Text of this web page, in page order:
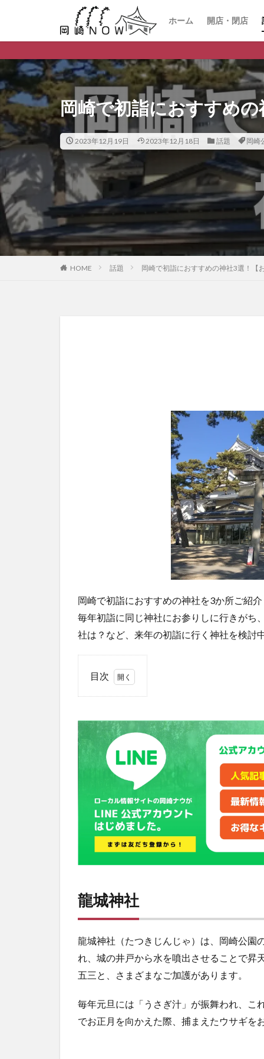
ホーム 開店・閉店
岡崎で初詣におすすめ
2023年12月19日 2023年12月18日 話題 岡崎
HOME 話題 岡崎で初詣におすすめの神社3選！【
岡崎で初詣におすすめの神社を3か所ご紹
毎年初詣に同じ神社にお参りしに行きがち
社は？など、来年の初詣に行く神社を検討
目次
城
社
神
社
3
伊
宮
龍城神社
龍城神社（たつきじんじゃ）は、岡崎公園
れ、城の井戸から水を噴出させることで昇
五三と、さまざまなご加護があります。
毎年元旦には「うさぎ汁」が振舞われ、こ
でお正月を向かえた際、捕まえたウサギを